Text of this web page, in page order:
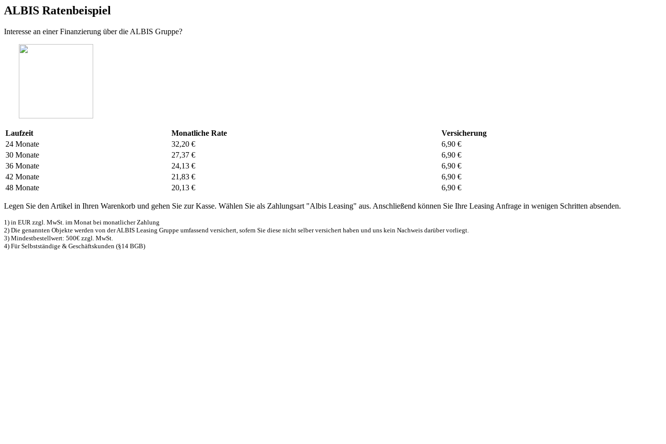
ALBIS Ratenbeispiel
Interesse an einer Finanzierung über die ALBIS Gruppe?
Laufzeit Monatliche Rate
Versicherung
24 Monate
32,20 €
6,90 €
30 Monate
27,37 €
6,90 €
36 Monate
24,13 €
6,90 €
42 Monate
21,83 €
6,90 €
48 Monate
20,13 € 6,90 €
Legen Sie den Artikel in Ihren Warenkorb und gehen Sie zur Kasse. Wählen Sie als Zahlungsart "Albis Leasing" aus. Anschließend können Sie Ihre Leasing Anfrage in wenigen Schritten absenden.
1) in EUR zzgl. MwSt. im Monat bei monatlicher Zahlung
2) Die genannten Objekte werden von der ALBIS Leasing Gruppe umfassend versichert, sofern Sie diese nicht selber versichert haben und uns kein Nachweis darüber vorliegt.
3) Mindestbestellwert: 500€ zzgl. MwSt.
4) Für Selbstständige & Geschäftskunden (§14 BGB)